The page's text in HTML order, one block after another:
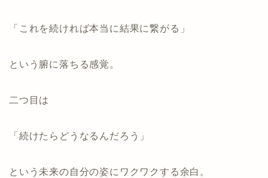
「これを続ければ本当に結果に繋がる」
という腑に落ちる感覚。
二つ目は
「続けたらどうなるんだろう」
という未来の自分の姿にワクワクする余白。